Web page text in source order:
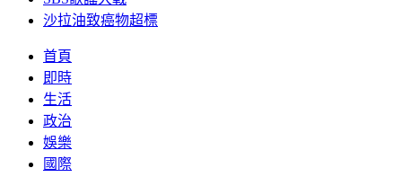
沙拉油致癌物超標
首頁
即時
生活
政治
娛樂
國際